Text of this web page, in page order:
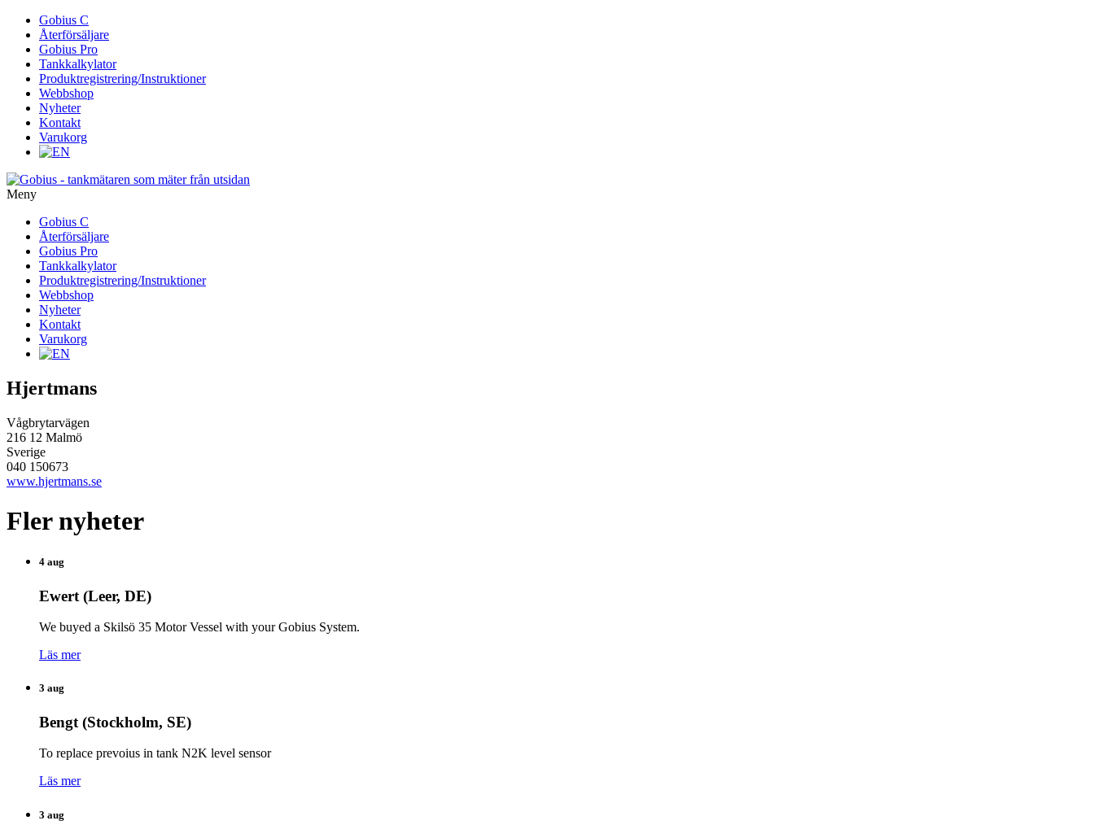
vidare
innehåll
Gobius C
Återförsäljare
Gobius Pro
Tankkalkylator
Produktregistrering/Instruktioner
Webbshop
Nyheter
Kontakt
Varukorg
Meny
vidare
innehåll
Gobius C
Återförsäljare
Gobius Pro
Tankkalkylator
Produktregistrering/Instruktioner
Webbshop
Nyheter
Kontakt
Varukorg
Hjertmans
Vågbrytarvägen
216 12 Malmö
Sverige
040 150673
www.hjertmans.se
Fler nyheter
4 aug
Ewert (Leer, DE)
We buyed a Skilsö 35 Motor Vessel with your Gobius System.
Läs mer
3 aug
Bengt (Stockholm, SE)
To replace prevoius in tank N2K level sensor
Läs mer
3 aug